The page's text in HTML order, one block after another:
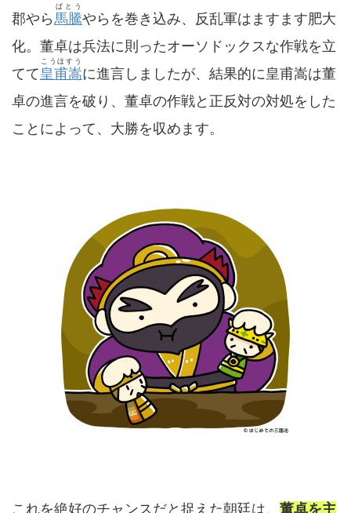
郡やら馬騰
ばとう
やらを巻き込み、反乱軍はますます肥大
化。董卓は兵法に則ったオーソドックスな作戦を立
てて皇甫嵩
こうほすう
に進言しましたが、結果的に皇甫嵩は董
卓の進言を破り、董卓の作戦と正反対の対処をした
ことによって、大勝を収めます。
これを絶好のチャンスだと捉えた朝廷は、 董卓を主